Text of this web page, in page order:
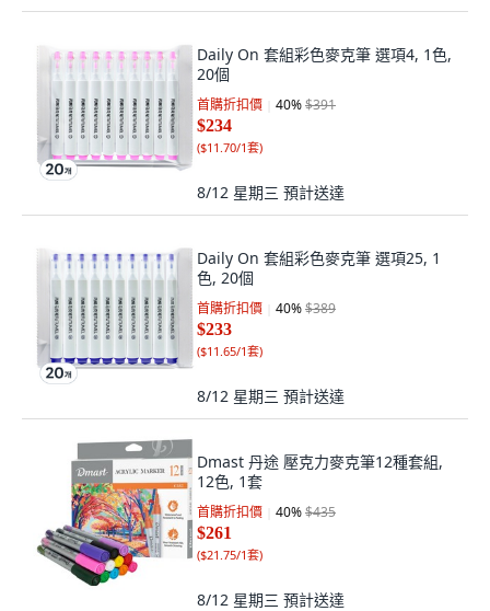
Daily On 套組彩色麥克筆 選項4, 1色,
20個
首購折扣價 40%$391
$234
($11.70/1套)
8/12 星期三 預計送達
Daily On 套組彩色麥克筆 選項25, 1
色, 20個
首購折扣價 40%$389
$233
($11.65/1套)
8/12 星期三 預計送達
Dmast 丹途 壓克力麥克筆12種套組,
12色, 1套
首購折扣價 40%$435
$261
($21.75/1套)
8/12 星期三 預計送達